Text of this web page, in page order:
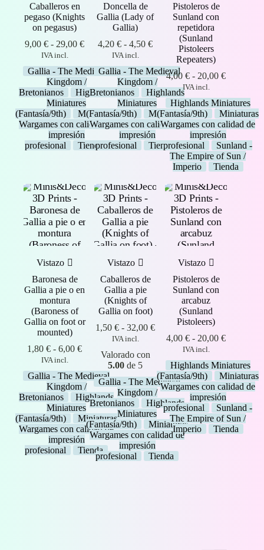
Caballeros en
pegaso (Knights
on pegasus)
9,00€ - 29,00€Rango
precios:
desde
9,00 €
hasta
29,00 €
IVA incl.
Gallia - The Medieval
Kingdom /
Bretonianos
Highlands
Miniatures
(Fantasía/9th)
Miniaturas
Wargames con calidad de
impresión
profesional
Tienda
Doncella de
Gallia (Lady of
Gallia)
4,20€ - 4,50€Rango
precios:
desde
4,20 €
hasta
4,50 €
IVA incl.
Gallia - The Medieval
Kingdom /
Bretonianos
Highlands
Miniatures
(Fantasía/9th)
Miniaturas
Wargames con calidad de
impresión
profesional
Tienda
Pistoleros de
Sunland con
repetidora
(Sunland
Pistoleers
Repeaters)
4,00€ - 20,00€Rango
precios:
desde
4,00 €
hasta
20,00 €
IVA incl.
Highlands Miniatures
(Fantasía/9th)
Miniaturas
Wargames con calidad de
impresión
profesional
Sunland -
The Empire of Sun /
Imperio
Tienda
Vistazo
Baronesa de
Gallia a pie o en
montura
(Baroness of
Gallia on foot or
mounted)
1,80€ - 6,00€Rango
precios:
desde
1,80 €
hasta
6,00 €
IVA incl.
Gallia - The Medieval
Kingdom /
Bretonianos
Highlands
Miniatures
(Fantasía/9th)
Miniaturas
Wargames con calidad de
impresión
profesional
Tienda
Vistazo
Caballeros de
Gallia a pie
(Knights of
Gallia on foot)
1,50€ - 32,00€Rango
precios:
desde
1,50 €
hasta
32,00 €
IVA incl.
Valorado con
5.00 de 5
Gallia - The Medieval
Kingdom /
Bretonianos
Highlands
Miniatures
(Fantasía/9th)
Miniaturas
Wargames con calidad de
impresión
profesional
Tienda
Vistazo
Pistoleros de
Sunland con
arcabuz
(Sunland
Pistoleers)
4,00€ - 20,00€Rango
precios:
desde
4,00 €
hasta
20,00 €
IVA incl.
Highlands Miniatures
(Fantasía/9th)
Miniaturas
Wargames con calidad de
impresión
profesional
Sunland -
The Empire of Sun /
Imperio
Tienda